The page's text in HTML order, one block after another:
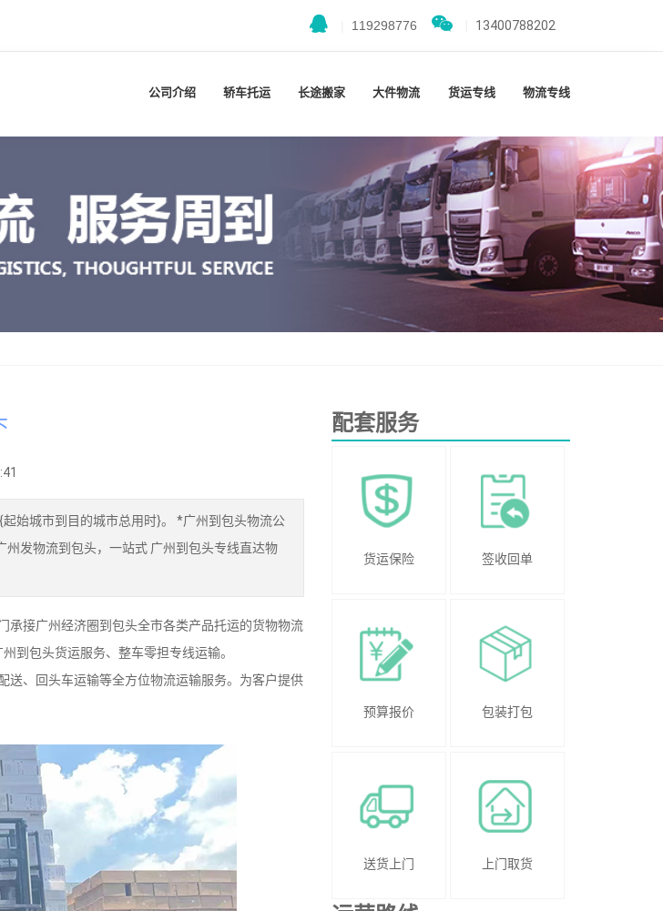
119298776 13400788202
公司介绍 轿车托运 长途搬家 大件物流 货运专线 物流专线
始城市到目的城市总用时}。 *广州到包头物流公
发物流到包头，一站式 广州到包头专线直达物
接广州经济圈到包头全市各类产品托运的货物物流
到包头货运服务、整车零担专线运输。
、回头车运输等全方位物流运输服务。为客户提供
配套服务
货运保险 签收回单
预算报价 包装打包
送货上门 上门取货